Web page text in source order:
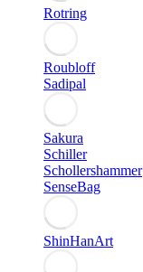
Rotring
Roubloff
Sadipal
Sakura
Schiller
Schollershammer
SenseBag
ShinHanArt